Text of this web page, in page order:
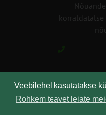
Veebilehel kasutatakse
Rohkem teavet leiate